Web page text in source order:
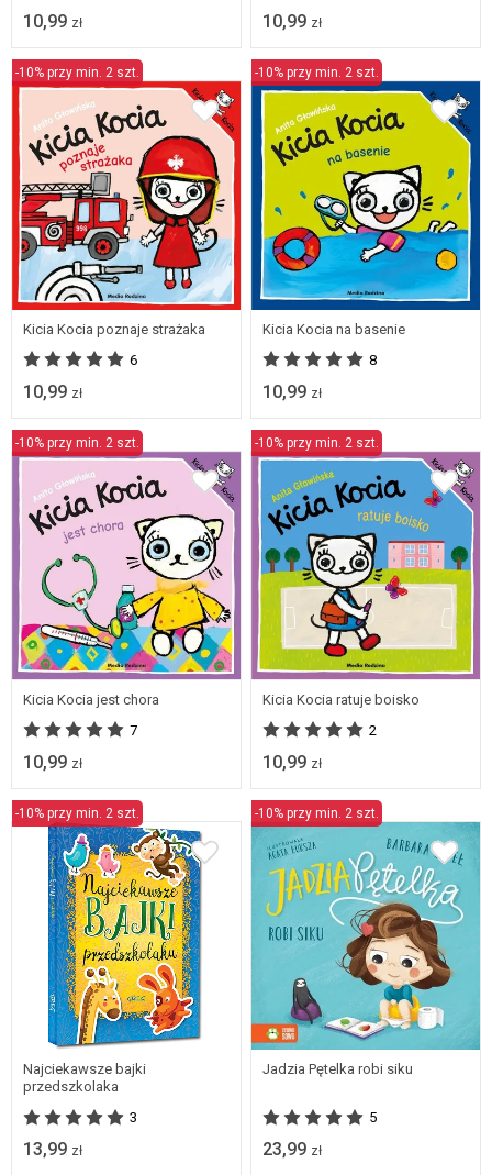
10,99 zł 10,99 zł
-10% przy min. 2 szt.
Kicia Kocia poznaje strażaka
6
10,99 zł
-10% przy min. 2 szt.
Kicia Kocia na basenie
8
10,99 zł
-10% przy min. 2 szt.
Kicia Kocia jest chora
7
10,99 zł
-10% przy min. 2 szt.
Kicia Kocia ratuje boisko
2
10,99 zł
-10% przy min. 2 szt.
Najciekawsze bajki
przedszkolaka
3
13,99 zł
-10% przy min. 2 szt.
Jadzia Pętelka robi siku
5
23,99 zł